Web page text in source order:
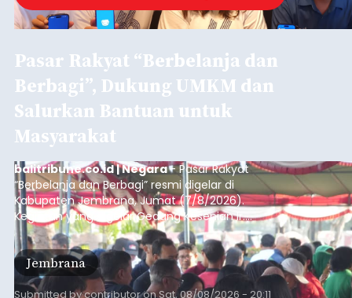
Pasar Rakyat “Berbelanja dan
Berbagi”, Dukung UMKM dan
Salurkan Bantuan untuk
Masyarakat
balitribune.co.id | Negara- Pasar Rakyat
“Berbelanja dan Berbagi” resmi digelar di
Kabupaten Jembrana, Jumat (7/8/2026).
Kegiatan yang digelar Gedung Kesenian Ir.
Soekarno ini memadukan pemberdayaan
ekonomi masyarakat dengan aksi sosial tersebut
mendapat antusiasme tinggi dan mencatat nilai
transaksi mencapai Rp672.733.200.
Jembrana
Submitted bycontributoronSat, 08/08/2026 - 20:11